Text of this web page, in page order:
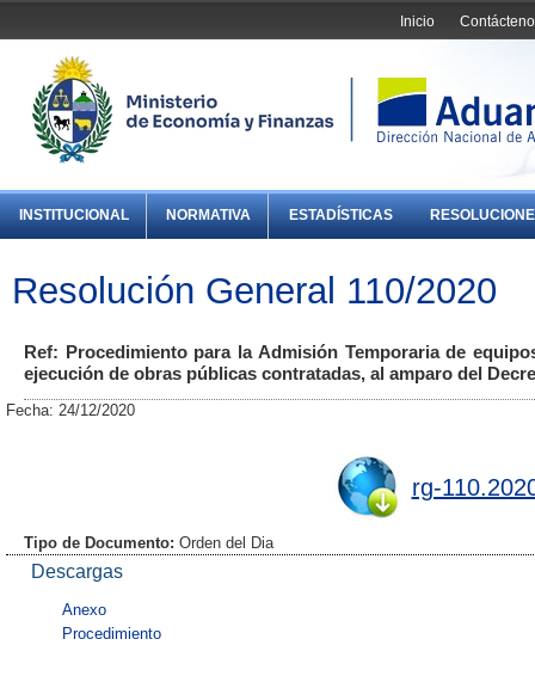
Inicio
INSTITUCIONAL NORMATIVA ESTADÍSTICAS
Resolución General 110/2020
Ref: Procedimiento para la Admisión Temporaria de
ejecución de obras públicas contratadas, al amparo del
Fecha: 24/12/2020
rg-
Tipo de Documento: Orden del Dia
Descargas
Anexo
Procedimiento